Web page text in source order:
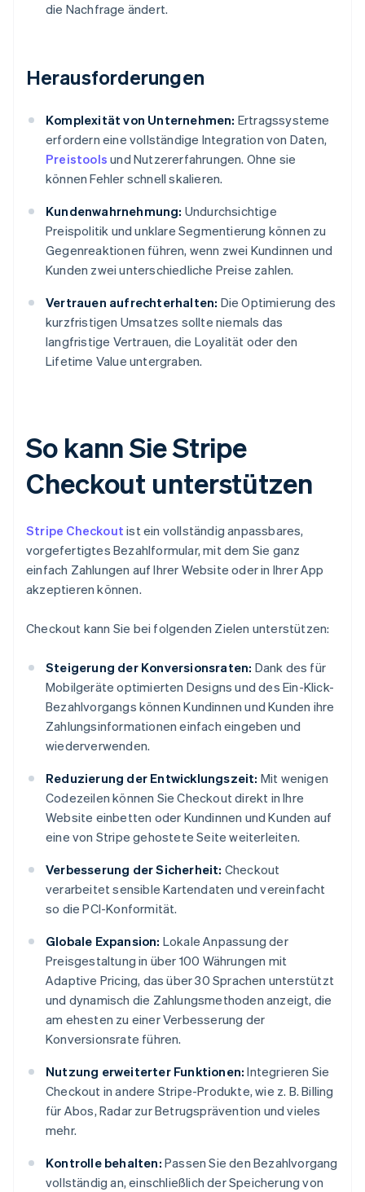
die Nachfrage ändert.
Herausforderungen
Komplexität von Unternehmen: Ertragssysteme
erfordern eine vollständige Integration von Daten,
Preistools und Nutzererfahrungen. Ohne sie
können Fehler schnell skalieren.
Kundenwahrnehmung: Undurchsichtige
Preispolitik und unklare Segmentierung können zu
Gegenreaktionen führen, wenn zwei Kundinnen und
Kunden zwei unterschiedliche Preise zahlen.
Vertrauen aufrechterhalten: Die Optimierung des
kurzfristigen Umsatzes sollte niemals das
langfristige Vertrauen, die Loyalität oder den
Lifetime Value untergraben.
So kann Sie Stripe
Checkout unterstützen
Stripe Checkout ist ein vollständig anpassbares,
vorgefertigtes Bezahlformular, mit dem Sie ganz
einfach Zahlungen auf Ihrer Website oder in Ihrer App
akzeptieren können.
Checkout kann Sie bei folgenden Zielen unterstützen:
Steigerung der Konversionsraten: Dank des für
Mobilgeräte optimierten Designs und des Ein-Klick-
Bezahlvorgangs können Kundinnen und Kunden ihre
Zahlungsinformationen einfach eingeben und
wiederverwenden.
Reduzierung der Entwicklungszeit: Mit wenigen
Codezeilen können Sie Checkout direkt in Ihre
Website einbetten oder Kundinnen und Kunden auf
eine von Stripe gehostete Seite weiterleiten.
Verbesserung der Sicherheit: Checkout
verarbeitet sensible Kartendaten und vereinfacht
so die PCI-Konformität.
Globale Expansion: Lokale Anpassung der
Preisgestaltung in über 100 Währungen mit
Adaptive Pricing, das über 30 Sprachen unterstützt
und dynamisch die Zahlungsmethoden anzeigt, die
am ehesten zu einer Verbesserung der
Konversionsrate führen.
Nutzung erweiterter Funktionen: Integrieren Sie
Checkout in andere Stripe-Produkte, wie z. B. Billing
für Abos, Radar zur Betrugsprävention und vieles
mehr.
Kontrolle behalten: Passen Sie den Bezahlvorgang
vollständig an, einschließlich der Speicherung von